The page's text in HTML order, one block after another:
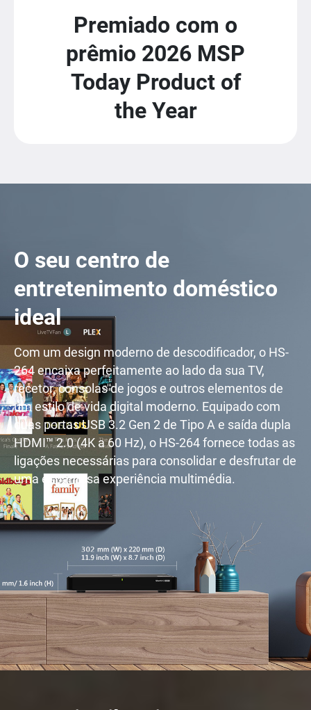
Premiado com o
prêmio 2026 MSP
Today Product of
the Year
O seu centro de
entretenimento doméstico
ideal
Com um design moderno de descodificador, o HS-
264 encaixa perfeitamente ao lado da sua TV,
recetor, consolas de jogos e outros elementos de
um estilo de vida digital moderno. Equipado com
duas portas USB 3.2 Gen 2 de Tipo A e saída dupla
HDMI™ 2.0 (4K a 60 Hz), o HS-264 fornece todas as
ligações necessárias para consolidar e desfrutar de
uma espantosa experiência multimédia.